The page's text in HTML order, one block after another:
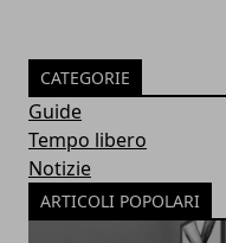
CATEGORIE
Guide
Tempo libero
Notizie
ARTICOLI POPOLARI